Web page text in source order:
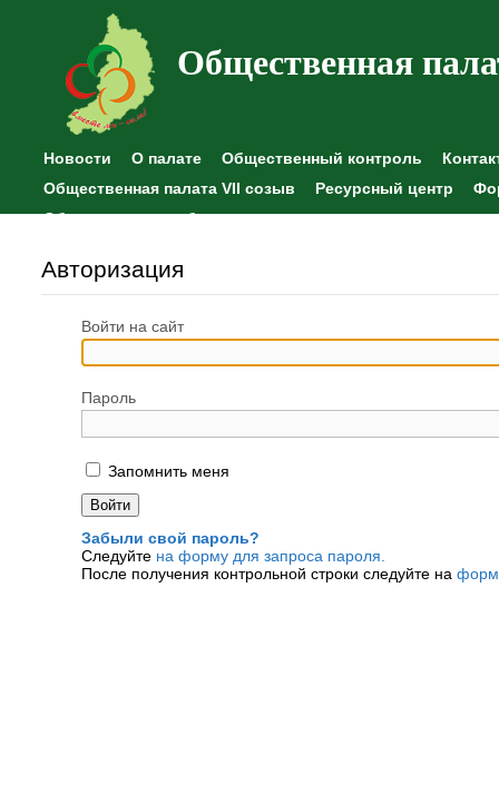
Общественная
Новости О палате Общественный контроль
Общественная палата VII созыв
Ресурсный центр
Общественные наблюдения
Авторизация
Войти на сайт
Пароль
Запомнить меня
Забыли свой пароль?
Следуйте на форму для запроса пароля.
После получения контрольной строки следуйте на